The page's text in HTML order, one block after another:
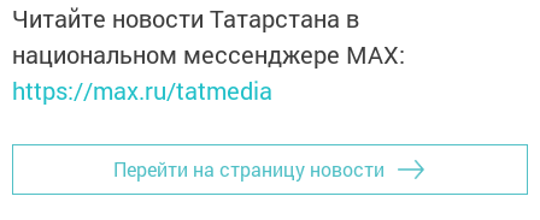
Читайте новости Татарстана в
национальном мессенджере MАХ:
https://max.ru/tatmedia
Перейти на страницу новости